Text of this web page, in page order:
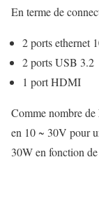
En terme de
2 ports ethernet
2 ports USB 3.2
1 port HDMI
Comme nombre de
en 10 ~ 30V pour
30W en fonction de